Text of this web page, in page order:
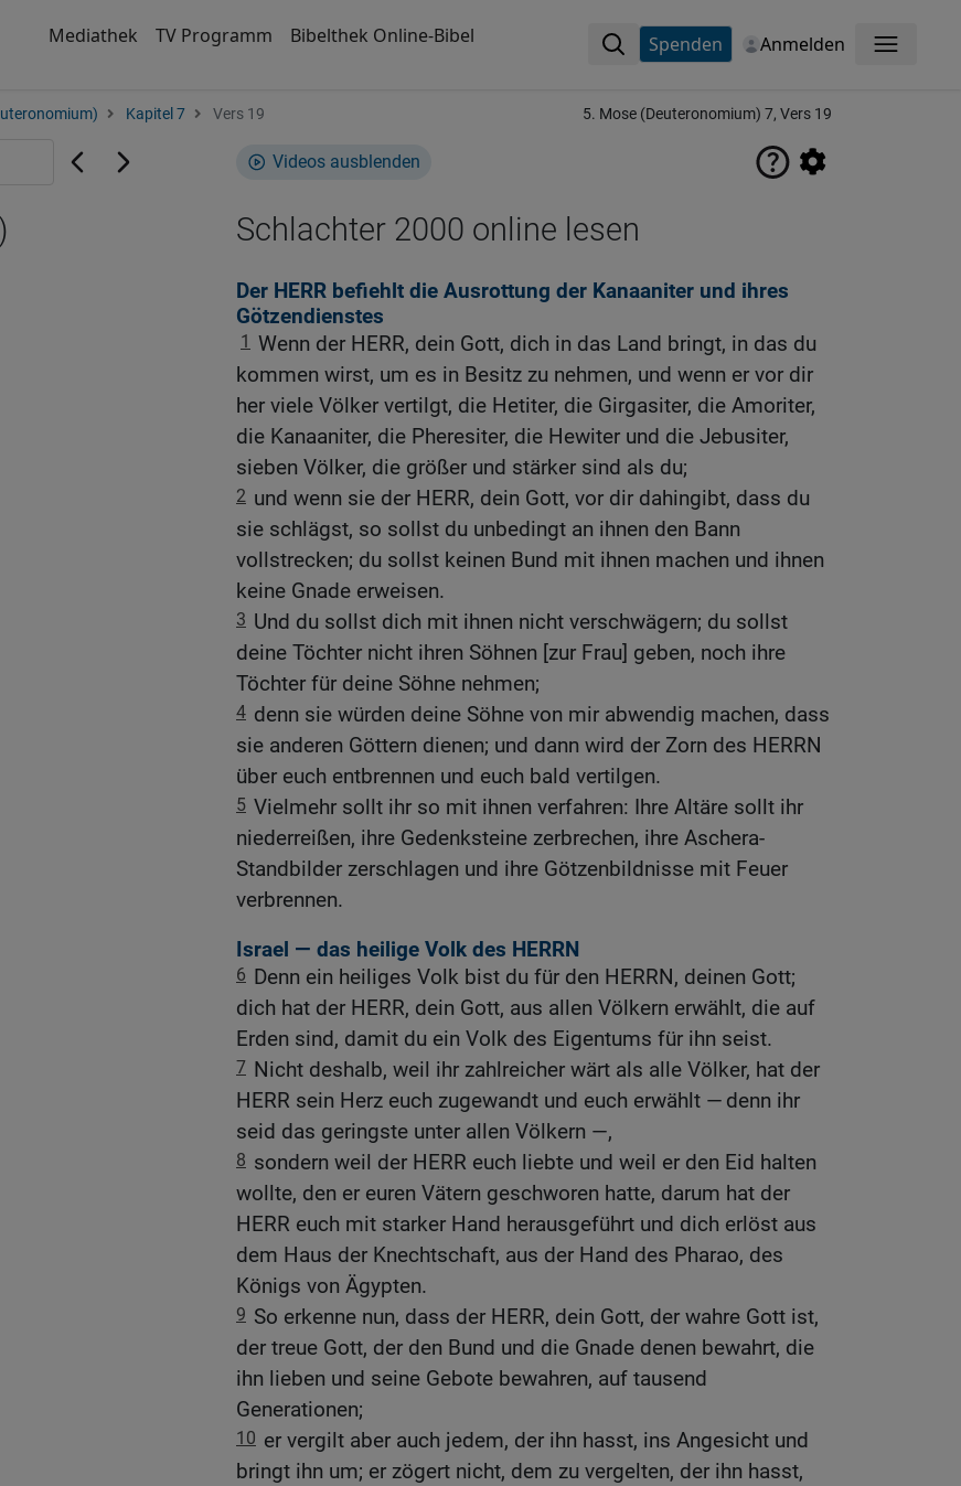
Mediathek TV Programm Bibelthek Online-Bibel Spenden Anmelden Menü
Kapitel 7 Vers 19 5. Mose (Deuteronomium) 7, Vers 19
Videos ausblenden
Schlachter 2000 online lesen
Der HERR befiehlt die Ausrottung der Kanaaniter und ihres
Götzendienstes
1 Wenn der HERR, dein Gott, dich in das Land bringt, in das du
kommen wirst, um es in Besitz zu nehmen, und wenn er vor dir
her viele Völker vertilgt, die Hetiter, die Girgasiter, die Amoriter,
die Kanaaniter, die Pheresiter, die Hewiter und die Jebusiter,
sieben Völker, die größer und stärker sind als du;
2 und wenn sie der HERR, dein Gott, vor dir dahingibt, dass du
sie schlägst, so sollst du unbedingt an ihnen den Bann
vollstrecken; du sollst keinen Bund mit ihnen machen und ihnen
keine Gnade erweisen.
3 Und du sollst dich mit ihnen nicht verschwägern; du sollst
deine Töchter nicht ihren Söhnen [zur Frau] geben, noch ihre
Töchter für deine Söhne nehmen;
4 denn sie würden deine Söhne von mir abwendig machen, dass
sie anderen Göttern dienen; und dann wird der Zorn des HERRN
über euch entbrennen und euch bald vertilgen.
5 Vielmehr sollt ihr so mit ihnen verfahren: Ihre Altäre sollt ihr
niederreißen, ihre Gedenksteine zerbrechen, ihre Aschera-
Standbilder zerschlagen und ihre Götzenbildnisse mit Feuer
verbrennen.
Israel — das heilige Volk des HERRN
6 Denn ein heiliges Volk bist du für den HERRN, deinen Gott;
dich hat der HERR, dein Gott, aus allen Völkern erwählt, die auf
Erden sind, damit du ein Volk des Eigentums für ihn seist.
7 Nicht deshalb, weil ihr zahlreicher wärt als alle Völker, hat der
HERR sein Herz euch zugewandt und euch erwählt — denn ihr
seid das geringste unter allen Völkern —,
8 sondern weil der HERR euch liebte und weil er den Eid halten
wollte, den er euren Vätern geschworen hatte, darum hat der
HERR euch mit starker Hand herausgeführt und dich erlöst aus
dem Haus der Knechtschaft, aus der Hand des Pharao, des
Königs von Ägypten.
9 So erkenne nun, dass der HERR, dein Gott, der wahre Gott ist,
der treue Gott, der den Bund und die Gnade denen bewahrt, die
ihn lieben und seine Gebote bewahren, auf tausend
Generationen;
10 er vergilt aber auch jedem, der ihn hasst, ins Angesicht und
bringt ihn um; er zögert nicht, dem zu vergelten, der ihn hasst,